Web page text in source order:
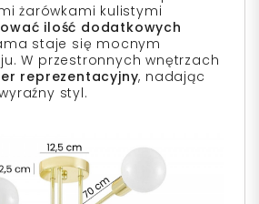
żarówkami kulistymi
ilość dodatkowych
staje się mocnym
W przestronnych wnętrzach
reprezentacyjny, nadając
styl.